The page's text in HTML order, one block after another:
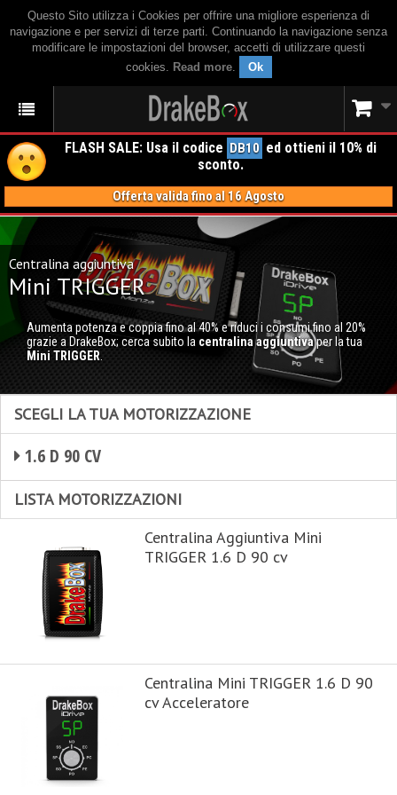
Questo Sito utilizza i Cookies per offrire una migliore esperienza di
navigazione e per servizi di terze parti. Continuando la navigazione senza
modificare le impostazioni del browser, accetti di utilizzare questi
cookies. Read more. Ok
FLASH SALE: Usa il codice DB10 ed ottieni il 10% di
sconto.
Offerta valida fino al 16 Agosto
Centralina aggiuntiva
Mini TRIGGER
Aumenta potenza e coppia fino al 40% e riduci i consumi fino al 20%
grazie a DrakeBox; cerca subito la centralina aggiuntivaper la tua
Mini TRIGGER
SCEGLI LA TUA MOTORIZZAZIONE
1.6 D 90 CV
LISTA MOTORIZZAZIONI
Centralina Aggiuntiva Mini
TRIGGER 1.6 D 90 cv
Centralina Mini TRIGGER 1.6 D 90
cv Acceleratore